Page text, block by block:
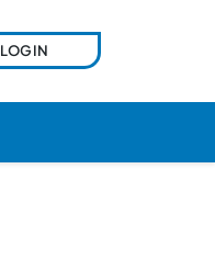
LOGIN